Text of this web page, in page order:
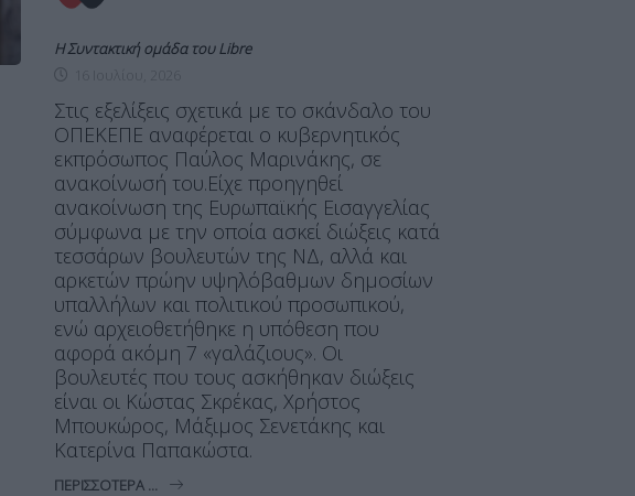
Η Συντακτική ομάδα του Libre
Στις εξελίξεις σχετικά με το σκάνδαλο του
ΟΠΕΚΕΠΕ αναφέρεται ο κυβερνητικός
εκπρόσωπος Παύλος Μαρινάκης, σε
ανακοίνωσή του.Είχε προηγηθεί
ανακοίνωση της Ευρωπαϊκής Εισαγγελίας
σύμφωνα με την οποία ασκεί διώξεις κατά
τεσσάρων βουλευτών της ΝΔ, αλλά και
αρκετών πρώην υψηλόβαθμων δημοσίων
υπαλλήλων και πολιτικού προσωπικού,
ενώ αρχειοθετήθηκε η υπόθεση που
αφορά ακόμη 7 «γαλάζιους». Οι
βουλευτές που τους ασκήθηκαν διώξεις
είναι οι Κώστας Σκρέκας, Χρήστος
Μπουκώρος, Μάξιμος Σενετάκης και
Κατερίνα Παπακώστα.
ΠΕΡΙΣΣΌΤΕΡΑ ...